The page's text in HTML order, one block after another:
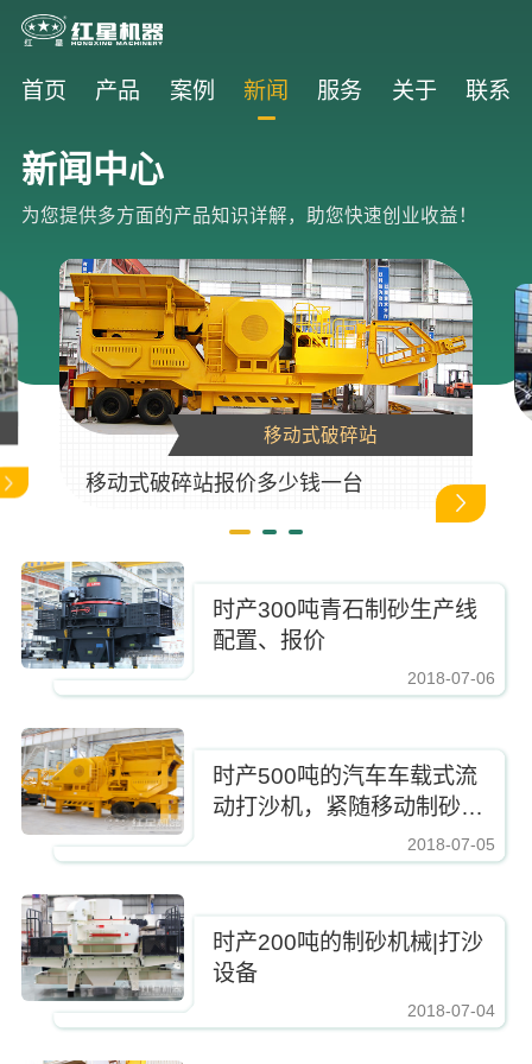
首页 产品 案例 新闻 服务 关于 联系
新闻中心
为您提供多方面的产品知识详解，助您快速创业收益！
移动式破碎站
移动式破碎站报价多少钱一台
https://www.zhishaji.cn/upload/255407d375e84ac5b1f662ad39c2b5a9.jpg,
时产300吨青石制砂生产线
配置、报价
2018-07-06
https://www.zhishaji.cn/upload/
时产500吨的汽车车载式流
动打沙机，紧随移动制砂新
2018-07-05
https://www.zhishaji.cn/upload/
时产200吨的制砂机械|打沙
设备
2018-07-04